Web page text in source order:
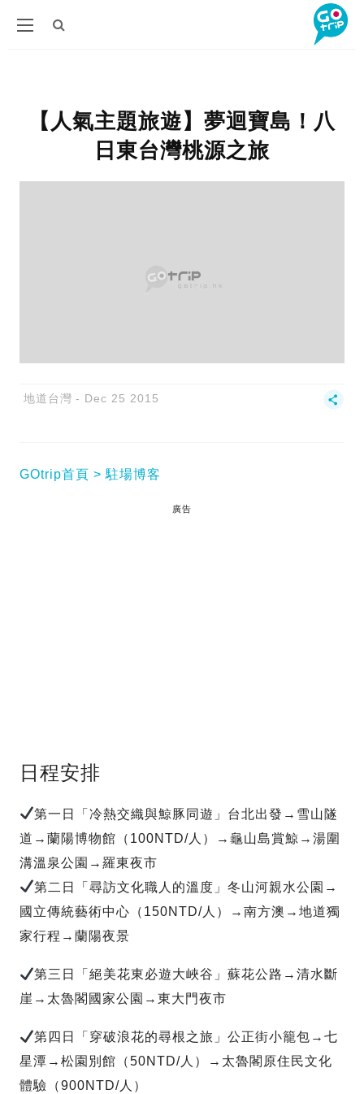
【人氣主題旅遊】夢迴寶島！八
日東台灣桃源之旅
地道台灣 Dec 25 2015
GOtrip首頁 駐場博客
廣告
日程安排
第一日「冷熱交織與鯨豚同遊」台北出發→雪山隧
道→蘭陽博物館（100NTD/人）→龜山島賞鯨→湯圍
溝溫泉公園→羅東夜市
第二日「尋訪文化職人的溫度」冬山河親水公園→
國立傳統藝術中心（150NTD/人）→南方澳→地道獨
家行程→蘭陽夜景
第三日「絕美花東必遊大峽谷」蘇花公路→清水斷
崖→太魯閣國家公園→東大門夜市
第四日「穿破浪花的尋根之旅」公正街小籠包→七
星潭→松園別館（50NTD/人）→太魯閣原住民文化
體驗（900NTD/人）